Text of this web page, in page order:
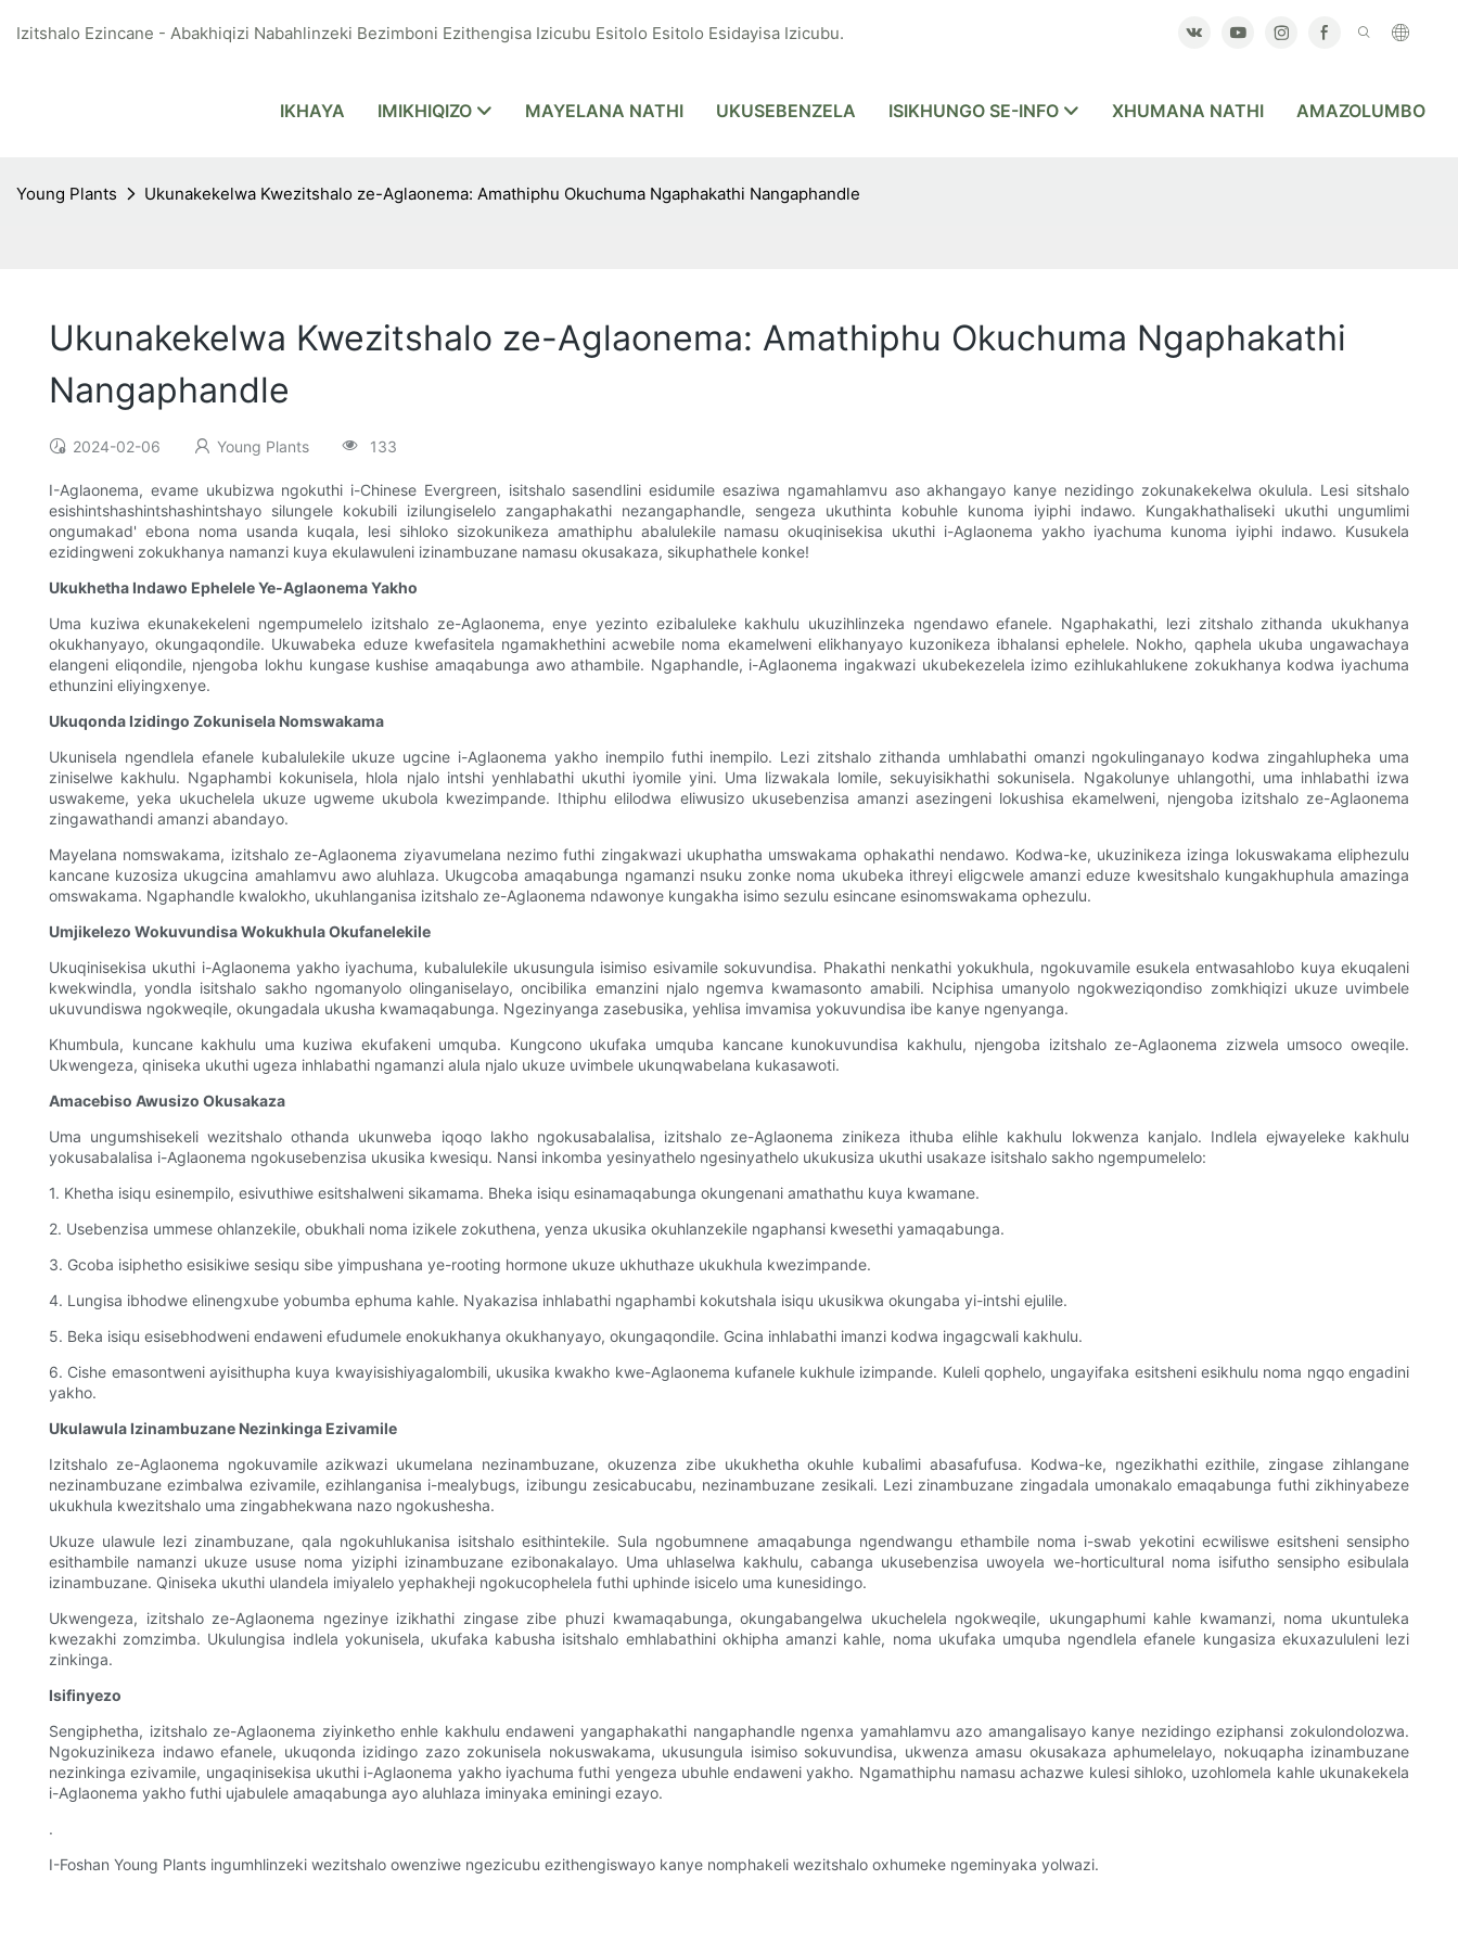
Izitshalo Ezincane - Abakhiqizi Nabahlinzeki Bezimboni Ezithengisa Izicubu Esitolo Esitolo Esidayisa Izicubu.
IKHAYA IMIKHIQIZO MAYELANA NATHI UKUSEBENZELA ISIKHUNGO SE-INFO XHUMANA NATHI AMAZOLUMBO
Young Plants Ukunakekelwa Kwezitshalo ze-Aglaonema: Amathiphu Okuchuma Ngaphakathi Nangaphandle
Ukunakekelwa Kwezitshalo ze-Aglaonema: Amathiphu Okuchuma Ngaphakathi
Nangaphandle
2024-02-06 Young Plants 133
I-Aglaonema, evame ukubizwa ngokuthi i-Chinese Evergreen, isitshalo sasendlini esidumile esaziwa ngamahlamvu aso akhangayo kanye nezidingo zokunakekelwa okulula. Lesi sitshalo
esishintshashintshashintshayo silungele kokubili izilungiselelo zangaphakathi nezangaphandle, sengeza ukuthinta kobuhle kunoma iyiphi indawo. Kungakhathaliseki ukuthi ungumlimi
ongumakad' ebona noma usanda kuqala, lesi sihloko sizokunikeza amathiphu abalulekile namasu okuqinisekisa ukuthi i-Aglaonema yakho iyachuma kunoma iyiphi indawo. Kusukela
ezidingweni zokukhanya namanzi kuya ekulawuleni izinambuzane namasu okusakaza, sikuphathele konke!
Ukukhetha Indawo Ephelele Ye-Aglaonema Yakho
Uma kuziwa ekunakekeleni ngempumelelo izitshalo ze-Aglaonema, enye yezinto ezibaluleke kakhulu ukuzihlinzeka ngendawo efanele. Ngaphakathi, lezi zitshalo zithanda ukukhanya
okukhanyayo, okungaqondile. Ukuwabeka eduze kwefasitela ngamakhethini acwebile noma ekamelweni elikhanyayo kuzonikeza ibhalansi ephelele. Nokho, qaphela ukuba ungawachaya
elangeni eliqondile, njengoba lokhu kungase kushise amaqabunga awo athambile. Ngaphandle, i-Aglaonema ingakwazi ukubekezelela izimo ezihlukahlukene zokukhanya kodwa iyachuma
ethunzini eliyingxenye.
Ukuqonda Izidingo Zokunisela Nomswakama
Ukunisela ngendlela efanele kubalulekile ukuze ugcine i-Aglaonema yakho inempilo futhi inempilo. Lezi zitshalo zithanda umhlabathi omanzi ngokulinganayo kodwa zingahlupheka uma
ziniselwe kakhulu. Ngaphambi kokunisela, hlola njalo intshi yenhlabathi ukuthi iyomile yini. Uma lizwakala lomile, sekuyisikhathi sokunisela. Ngakolunye uhlangothi, uma inhlabathi izwa
uswakeme, yeka ukuchelela ukuze ugweme ukubola kwezimpande. Ithiphu elilodwa eliwusizo ukusebenzisa amanzi asezingeni lokushisa ekamelweni, njengoba izitshalo ze-Aglaonema
zingawathandi amanzi abandayo.
Mayelana nomswakama, izitshalo ze-Aglaonema ziyavumelana nezimo futhi zingakwazi ukuphatha umswakama ophakathi nendawo. Kodwa-ke, ukuzinikeza izinga lokuswakama eliphezulu
kancane kuzosiza ukugcina amahlamvu awo aluhlaza. Ukugcoba amaqabunga ngamanzi nsuku zonke noma ukubeka ithreyi eligcwele amanzi eduze kwesitshalo kungakhuphula amazinga
omswakama. Ngaphandle kwalokho, ukuhlanganisa izitshalo ze-Aglaonema ndawonye kungakha isimo sezulu esincane esinomswakama ophezulu.
Umjikelezo Wokuvundisa Wokukhula Okufanelekile
Ukuqinisekisa ukuthi i-Aglaonema yakho iyachuma, kubalulekile ukusungula isimiso esivamile sokuvundisa. Phakathi nenkathi yokukhula, ngokuvamile esukela entwasahlobo kuya ekuqaleni
kwekwindla, yondla isitshalo sakho ngomanyolo olinganiselayo, oncibilika emanzini njalo ngemva kwamasonto amabili. Nciphisa umanyolo ngokweziqondiso zomkhiqizi ukuze uvimbele
ukuvundiswa ngokweqile, okungadala ukusha kwamaqabunga. Ngezinyanga zasebusika, yehlisa imvamisa yokuvundisa ibe kanye ngenyanga.
Khumbula, kuncane kakhulu uma kuziwa ekufakeni umquba. Kungcono ukufaka umquba kancane kunokuvundisa kakhulu, njengoba izitshalo ze-Aglaonema zizwela umsoco oweqile.
Ukwengeza, qiniseka ukuthi ugeza inhlabathi ngamanzi alula njalo ukuze uvimbele ukunqwabelana kukasawoti.
Amacebiso Awusizo Okusakaza
Uma ungumshisekeli wezitshalo othanda ukunweba iqoqo lakho ngokusabalalisa, izitshalo ze-Aglaonema zinikeza ithuba elihle kakhulu lokwenza kanjalo. Indlela ejwayeleke kakhulu
yokusabalalisa i-Aglaonema ngokusebenzisa ukusika kwesiqu. Nansi inkomba yesinyathelo ngesinyathelo ukukusiza ukuthi usakaze isitshalo sakho ngempumelelo:
1. Khetha isiqu esinempilo, esivuthiwe esitshalweni sikamama. Bheka isiqu esinamaqabunga okungenani amathathu kuya kwamane.
2. Usebenzisa ummese ohlanzekile, obukhali noma izikele zokuthena, yenza ukusika okuhlanzekile ngaphansi kwesethi yamaqabunga.
3. Gcoba isiphetho esisikiwe sesiqu sibe yimpushana ye-rooting hormone ukuze ukhuthaze ukukhula kwezimpande.
4. Lungisa ibhodwe elinengxube yobumba ephuma kahle. Nyakazisa inhlabathi ngaphambi kokutshala isiqu ukusikwa okungaba yi-intshi ejulile.
5. Beka isiqu esisebhodweni endaweni efudumele enokukhanya okukhanyayo, okungaqondile. Gcina inhlabathi imanzi kodwa ingagcwali kakhulu.
6. Cishe emasontweni ayisithupha kuya kwayisishiyagalombili, ukusika kwakho kwe-Aglaonema kufanele kukhule izimpande. Kuleli qophelo, ungayifaka esitsheni esikhulu noma ngqo engadini
yakho.
Ukulawula Izinambuzane Nezinkinga Ezivamile
Izitshalo ze-Aglaonema ngokuvamile azikwazi ukumelana nezinambuzane, okuzenza zibe ukukhetha okuhle kubalimi abasafufusa. Kodwa-ke, ngezikhathi ezithile, zingase zihlangane
nezinambuzane ezimbalwa ezivamile, ezihlanganisa i-mealybugs, izibungu zesicabucabu, nezinambuzane zesikali. Lezi zinambuzane zingadala umonakalo emaqabunga futhi zikhinyabeze
ukukhula kwezitshalo uma zingabhekwana nazo ngokushesha.
Ukuze ulawule lezi zinambuzane, qala ngokuhlukanisa isitshalo esithintekile. Sula ngobumnene amaqabunga ngendwangu ethambile noma i-swab yekotini ecwiliswe esitsheni sensipho
esithambile namanzi ukuze ususe noma yiziphi izinambuzane ezibonakalayo. Uma uhlaselwa kakhulu, cabanga ukusebenzisa uwoyela we-horticultural noma isifutho sensipho esibulala
izinambuzane. Qiniseka ukuthi ulandela imiyalelo yephakheji ngokucophelela futhi uphinde isicelo uma kunesidingo.
Ukwengeza, izitshalo ze-Aglaonema ngezinye izikhathi zingase zibe phuzi kwamaqabunga, okungabangelwa ukuchelela ngokweqile, ukungaphumi kahle kwamanzi, noma ukuntuleka
kwezakhi zomzimba. Ukulungisa indlela yokunisela, ukufaka kabusha isitshalo emhlabathini okhipha amanzi kahle, noma ukufaka umquba ngendlela efanele kungasiza ekuxazululeni lezi
zinkinga.
Isifinyezo
Sengiphetha, izitshalo ze-Aglaonema ziyinketho enhle kakhulu endaweni yangaphakathi nangaphandle ngenxa yamahlamvu azo amangalisayo kanye nezidingo eziphansi zokulondolozwa.
Ngokuzinikeza indawo efanele, ukuqonda izidingo zazo zokunisela nokuswakama, ukusungula isimiso sokuvundisa, ukwenza amasu okusakaza aphumelelayo, nokuqapha izinambuzane
nezinkinga ezivamile, ungaqinisekisa ukuthi i-Aglaonema yakho iyachuma futhi yengeza ubuhle endaweni yakho. Ngamathiphu namasu achazwe kulesi sihloko, uzohlomela kahle ukunakekela
i-Aglaonema yakho futhi ujabulele amaqabunga ayo aluhlaza iminyaka eminingi ezayo.
.
I-Foshan Young Plants ingumhlinzeki wezitshalo owenziwe ngezicubu ezithengiswayo kanye nomphakeli wezitshalo oxhumeke ngeminyaka yolwazi.